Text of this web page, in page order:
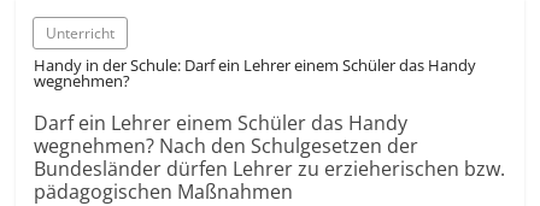
Unterricht
Handy in der Schule: Darf ein Lehrer einem Schüler das Handy
wegnehmen?
Darf ein Lehrer einem Schüler das Handy
wegnehmen? Nach den Schulgesetzen der
Bundesländer dürfen Lehrer zu erzieherischen bzw.
pädagogischen Maßnahmen